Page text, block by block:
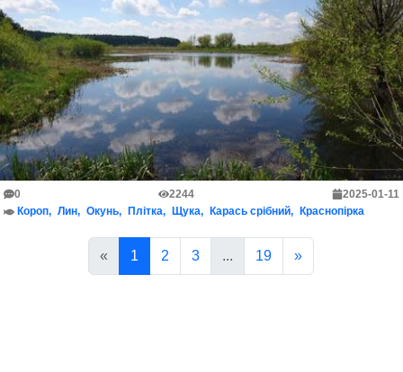
0 2244
2025-01-11
Короп
Лин Окунь Плітка Щука Карась срібний Краснопірка
« 1 2 3 ... 19 »